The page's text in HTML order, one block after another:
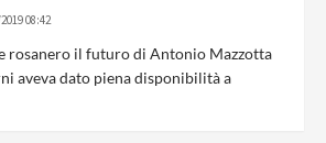
08:42
rosanero il futuro di Antonio Mazzotta
aveva dato piena disponibilità a